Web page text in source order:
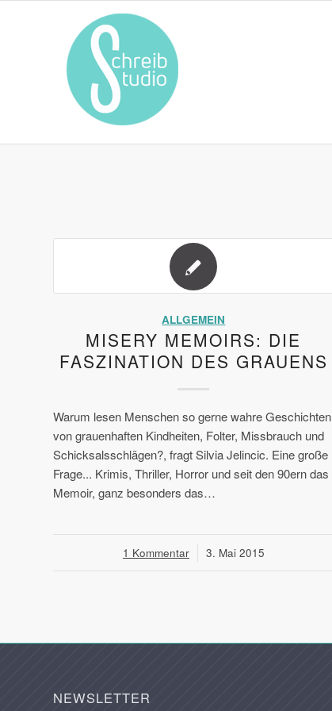
ALLGEMEIN
MISERY MEMOIRS: DIE
FASZINATION DES GRAUENS
Warum lesen Menschen so gerne wahre Geschichten
von grauenhaften Kindheiten, Folter, Missbrauch und
Schicksalsschlägen?, fragt Silvia Jelincic. Eine große
Frage... Krimis, Thriller, Horror und seit den 90ern das
Memoir, ganz besonders das…
1 Kommentar
/ 3. Mai 2015
NEWSLETTER